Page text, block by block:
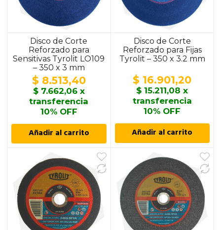
Disco de Corte
Reforzado para
Sensitivas Tyrolit LO109
– 350 x 3 mm
$ 8.513,40
$7.662,06x
transferencia
10% OFF
Añadir al carrito
Disco de Corte
Reforzado para Fijas
Tyrolit – 350 x 3.2 mm
$ 16.901,20
$ 15.211,08 x
transferencia
10% OFF
Añadir al carrito